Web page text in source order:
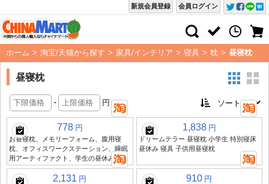
会員ログイン
新規会員登録
ホーム > 淘宝/天猫から探す > 家具/インテリア > 寝具 > 枕 > 昼寝枕
昼寝枕
- 円
778 円
お昼寝枕、メモリーフォーム、腹用寝
枕、オフィスワークステーション、睡眠
用アーティファクト、学生の昼休み枕
1,838 円
ドリームテラー 昼寝枕 小学生 特別寝床
昼休み 寝具 子供用昼寝枕
2,131 円 910 円